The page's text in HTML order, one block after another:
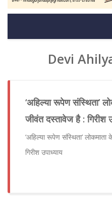
Devi
‘अहिल्या रूपेण संस्थिता’
जीवंत दस्तावेज है : गिरीश
‘अहिल्या रूपेण संस्थिता’
गिरीश उपाध्याय